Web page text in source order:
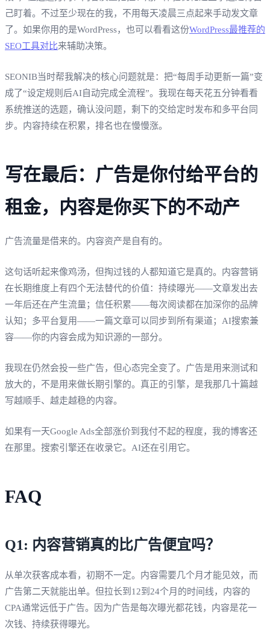
己盯着。不过至少现在的我，不用每天凌晨三点起来手动发文章
了。如果你用的是WordPress，也可以看看这份WordPress最推荐的
SEO工具对比来辅助决策。
SEONIB当时帮我解决的核心问题就是：把“每周手动更新一篇”变
成了“设定规则后AI自动完成全流程”。我现在每天花五分钟看看
系统推送的选题，确认没问题，剩下的交给定时发布和多平台同
步。内容持续在积累，排名也在慢慢涨。
写在最后：广告是你付给平台的
租金，内容是你买下的不动产
广告流量是借来的。内容资产是自有的。
这句话听起来像鸡汤，但掏过钱的人都知道它是真的。内容营销
在长期维度上有四个无法替代的价值：持续曝光——文章发出去
一年后还在产生流量；信任积累——每次阅读都在加深你的品牌
认知；多平台复用——一篇文章可以同步到所有渠道；AI搜索兼
容——你的内容会成为知识源的一部分。
我现在仍然会投一些广告，但心态完全变了。广告是用来测试和
放大的，不是用来做长期引擎的。真正的引擎，是我那几十篇越
写越顺手、越走越稳的内容。
如果有一天Google Ads全部涨价到我付不起的程度，我的博客还
在那里。搜索引擎还在收录它。AI还在引用它。
FAQ
Q1: 内容营销真的比广告便宜吗？
从单次获客成本看，初期不一定。内容需要几个月才能见效，而
广告第二天就能出单。但拉长到12到24个月的时间线，内容的
CPA通常远低于广告。因为广告是每次曝光都花钱，内容是花一
次钱、持续获得曝光。